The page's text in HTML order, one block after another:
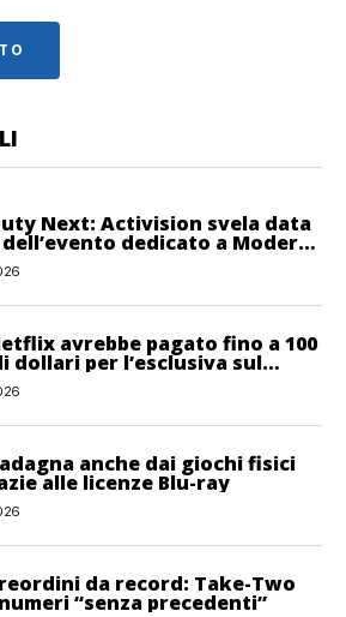
Next: Activision svela data
dedicato a Modern
4
avrebbe pagato fino a 100
dollari per l’esclusiva sul
anche dai giochi fisici
alle licenze Blu-ray
da record: Take-Two
“senza precedenti”